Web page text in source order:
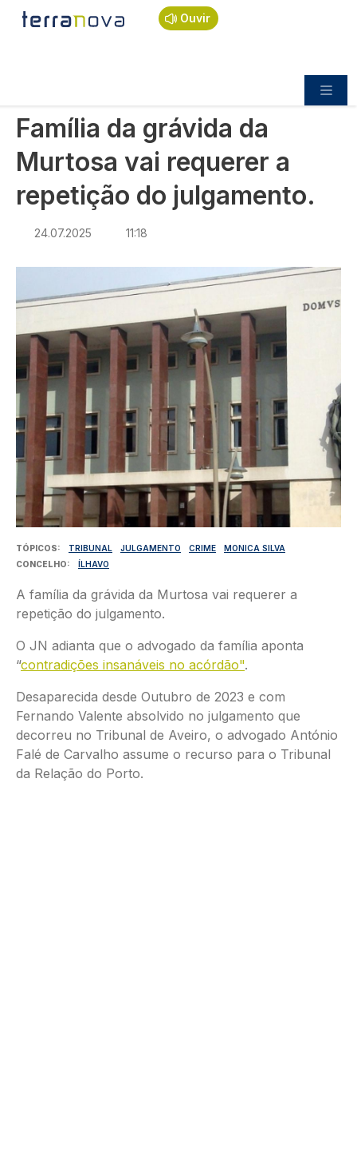
Passar para o conteúdo principal
Ouvir
Navegação estrutural
Início
Sociedade
Família da grávida da Murtosa vai requerer a
Família da grávida da
Murtosa vai requerer a
repetição do julgamento.
24.07.2025 11:18
TÓPICOS TRIBUNAL JULGAMENTO CRIME
MONICA SILVA
CONCELHO
ÍLHAVO
A família da grávida da Murtosa vai requerer a
repetição do julgamento.
O JN adianta que o advogado da família aponta
“contradições insanáveis no acórdão".
Desaparecida desde Outubro de 2023 e com
Fernando Valente absolvido no julgamento que
decorreu no Tribunal de Aveiro, o advogado António
Falé de Carvalho assume o recurso para o Tribunal
da Relação do Porto.